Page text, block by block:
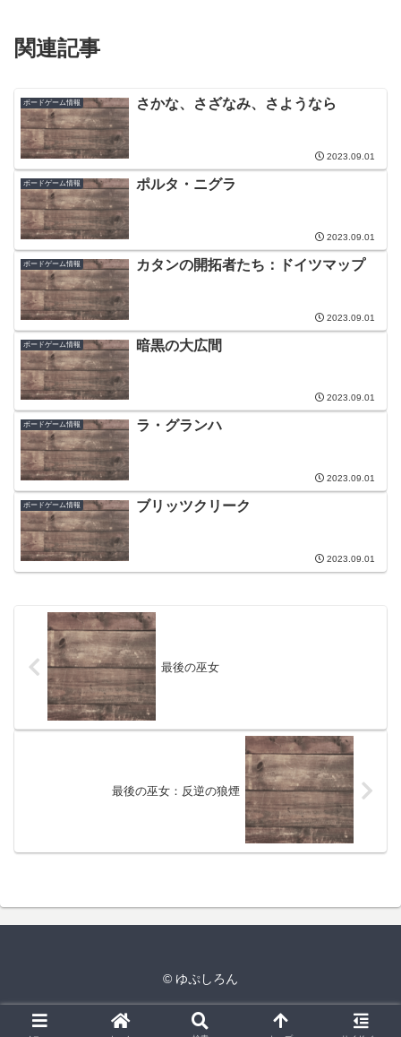
関連記事
ボードゲーム情報 さかな、さざなみ、さようなら
2023.09.01
ボードゲーム情報 ポルタ・ニグラ
2023.09.01
ボードゲーム情報 カタンの開拓者たち：ドイツマップ
2023.09.01
ボードゲーム情報 暗黒の大広間
2023.09.01
ボードゲーム情報 ラ・グランハ
2023.09.01
ボードゲーム情報 ブリッツクリーク
2023.09.01
最後の巫女
最後の巫女：反逆の狼煙
© ゆぷしろん